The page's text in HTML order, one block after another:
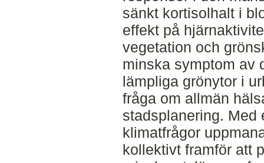
sänkt kortisolhalt i
effekt på
vegetation och
minska symptom av
lämpliga grönytor i
fråga om allmän
stadsplanering. Med
klimatfrågor
kollektivt framför att